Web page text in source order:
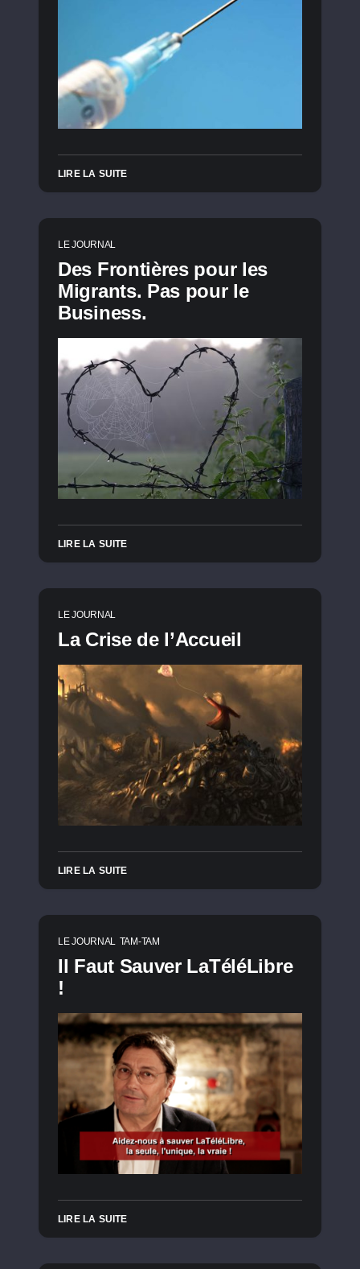
LIRE LA SUITE
LE JOURNAL
Des Frontières pour les
Migrants. Pas pour le
Business.
LIRE LA SUITE
LE JOURNAL
La Crise de l’Accueil
LIRE LA SUITE
LE JOURNAL TAM-TAM
Il Faut Sauver LaTéléLibre
!
LIRE LA SUITE